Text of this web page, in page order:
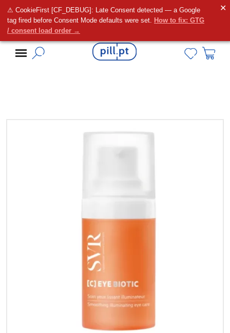
⚠ CookieFirst [CF_DEBUG]: Late Consent detected — a Google
tag fired before Consent Mode defaults were set. How to fix: GTG
/ consent load order →
✕
Alguma dúvida?